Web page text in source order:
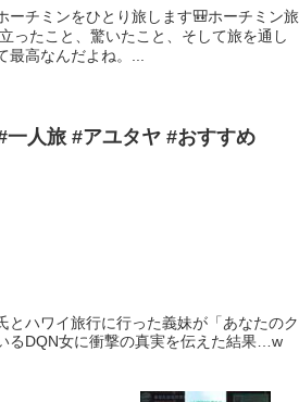
チミンをひとり旅します🎒ホーチミン旅
ったこと、驚いたこと、そして旅を通し
最高なんだよね。...
界一周 #travel #旅 #バックパッカー #一人旅 #アユタヤ #おすすめ
ハワイ旅行に行った義妹が「あなたのク
るDQN女に衝撃の真実を伝えた結果…w